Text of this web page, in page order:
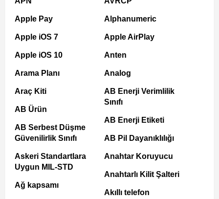
Apple Pay
Apple iOS 7
Apple iOS 10
Arama Planı
Araç Kiti
AB Ürün
AB Serbest Düşme
Güvenilirlik Sınıfı
Askeri Standartlara
Uygun MIL-STD
Ağ kapsamı
Alphanumeric
Apple AirPlay
Anten
Analog
AB Enerji Verimlilik
Sınıfı
AB Enerji Etiketi
AB Pil Dayanıklılığı
Anahtar Koruyucu
Anahtarlı Kilit Şalteri
Akıllı telefon